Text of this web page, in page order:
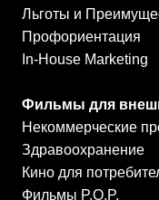
Льготы и
Профориентация
In-House Marketing
Фильмы для
Некоммерческие
Здравоохранение
Кино для
Фильмы P.O.P.